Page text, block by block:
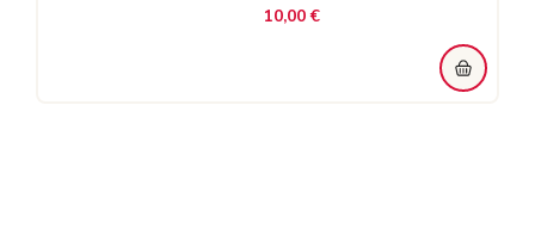
10,00 €